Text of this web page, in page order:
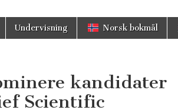
Undervisning Norsk bokmål
kandidater
Scientific